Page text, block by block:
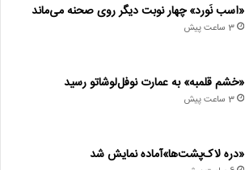
«اسب نَورد» چهار نوبت دیگر روی صحنه می‌ماند
3 ساعت پیش
«خشم قلمبه» به عمارت نوفل‌لوشاتو رسید
3 ساعت پیش
«دره لاک‌پشت‌ها»آماده نمایش شد